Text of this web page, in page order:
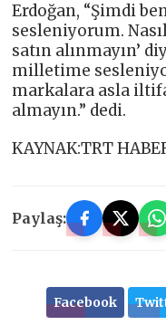
Erdoğan, “Şimdi
sesleniyorum.
satın alınmayın’
milletime
markalara asla
almayın.” dedi.
KAYNAK:TRT
Paylaş:
Facebook